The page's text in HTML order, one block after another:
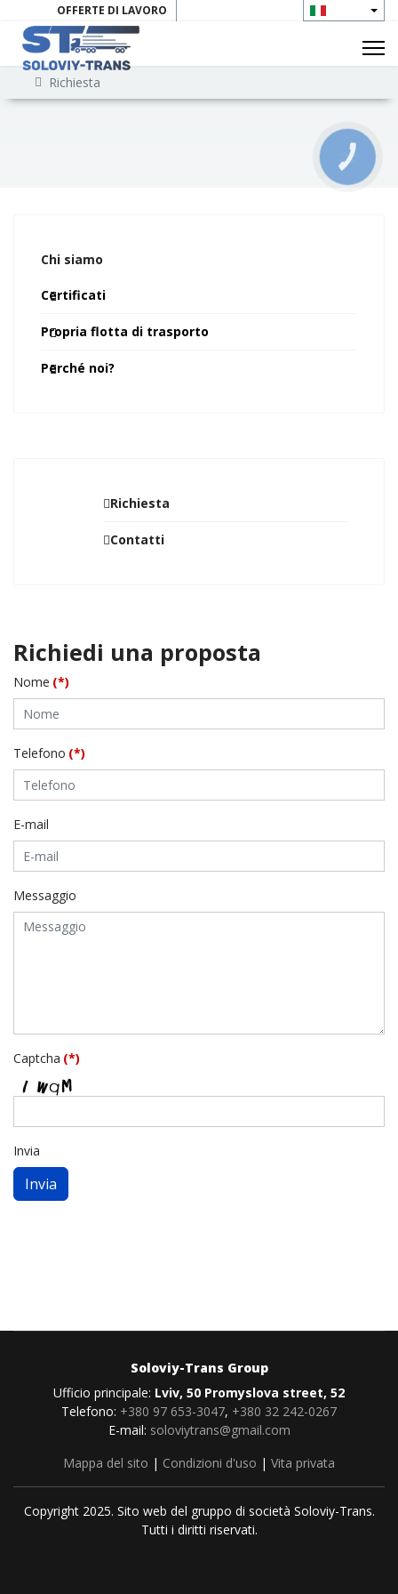
OFFERTE DI LAVORO
CONTATTI
Richiesta
Chi siamo
Certificati
Propria flotta di trasporto
Perché noi?
Richiesta
Contatti
Richiedi una proposta
Nome (*)
Telefono (*)
E-mail
Messaggio
Captcha (*)
Invia
Invia
Soloviy-Trans Group
Ufficio principale: Lviv, 50 Promyslova street, 52
Telefono: +380 97 653-3047, +380 32 242-0267
E-mail: soloviytrans@gmail.com
Mappa del sito | Condizioni d'uso | Vita privata
Copyright 2025. Sito web del gruppo di società Soloviy-Trans.
Tutti i diritti riservati.
КНОПКА
ЗВ'ЯЗКУ